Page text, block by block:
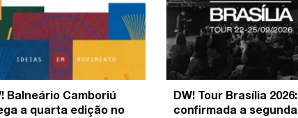
Balneário Camboriú
a quarta edição no
DW! Tour Brasília 2026:
confirmada a segunda